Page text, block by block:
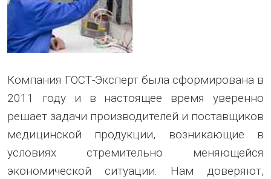
Компания ГОСТ-Эксперт была сформирована в
2011 году и в настоящее время уверенно
решает задачи производителей и поставщиков
медицинской продукции, возникающие в
условиях стремительно меняющейся
экономической ситуации. Нам доверяют,